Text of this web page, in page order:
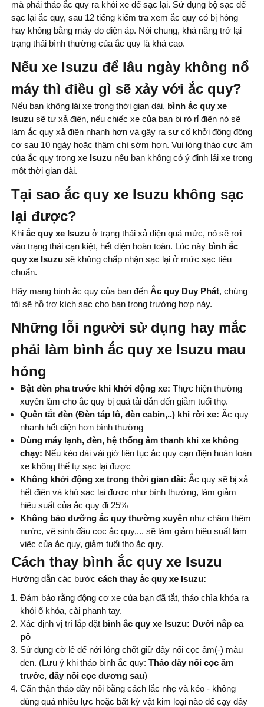
mà phải tháo ắc quy ra khỏi xe để sạc lại. Sử dụng bộ sạc để
sạc lại ắc quy, sau 12 tiếng kiểm tra xem ắc quy có bị hỏng
hay không bằng máy đo điện áp. Nói chung, khả năng trở lại
trạng thái bình thường của ắc quy là khá cao.
Nếu xe Isuzu để lâu ngày không nổ
máy thì điều gì sẽ xảy với ắc quy?
Nếu bạn không lái xe trong thời gian dài, bình ắc quy xe
Isuzu sẽ tự xả điện, nếu chiếc xe của bạn bị rò rỉ điện nó sẽ
làm ắc quy xả điện nhanh hơn và gây ra sự cố khởi động động
cơ sau 10 ngày hoặc thậm chí sớm hơn. Vui lòng tháo cực âm
của ắc quy trong xe Isuzu nếu bạn không có ý định lái xe trong
một thời gian dài.
Tại sao ắc quy xe Isuzu không sạc
lại được?
Khi ắc quy xe Isuzu ở trạng thái xả điện quá mức, nó sẽ rơi
vào trạng thái cạn kiệt, hết điện hoàn toàn. Lúc này bình ắc
quy xe Isuzu sẽ không chấp nhận sạc lại ở mức sạc tiêu
chuẩn.
Hãy mang bình ắc quy của bạn đến Ắc quy Duy Phát, chúng
tôi sẽ hỗ trợ kích sạc cho bạn trong trường hợp này.
Những lỗi người sử dụng hay mắc
phải làm bình ắc quy xe Isuzu mau
hỏng
Bật đèn pha trước khi khởi động xe: Thực hiện thường
xuyên làm cho ắc quy bị quá tải dẫn đến giảm tuổi thọ.
Quên tắt đèn (Đèn táp lô, đèn cabin,..) khi rời xe: Ắc quy
nhanh hết điện hơn bình thường
Dùng máy lạnh, đèn, hệ thống âm thanh khi xe không
chạy: Nếu kéo dài vài giờ liên tục ắc quy cạn điện hoàn toàn
xe không thể tự sạc lại được
Không khởi động xe trong thời gian dài: Ắc quy sẽ bị xả
hết điện và khó sạc lại được như bình thường, làm giảm
hiệu suất của ắc quy đi 25%
Không bảo dưỡng ắc quy thường xuyên như châm thêm
nước, vệ sinh đầu cọc ắc quy,... sẽ làm giảm hiệu suất làm
việc của ắc quy, giảm tuổi thọ ắc quy.
Cách thay bình ắc quy xe Isuzu
Hướng dẫn các bước cách thay ắc quy xe Isuzu:
Đảm bảo rằng động cơ xe của bạn đã tắt, tháo chìa khóa ra
khỏi ổ khóa, cài phanh tay.
Xác định vị trí lắp đặt bình ắc quy xe Isuzu: Dưới nắp ca
pô
Sử dụng cờ lê để nới lỏng chốt giữ dây nối cọc âm(-) màu
đen. (Lưu ý khi tháo bình ắc quy: Tháo dây nối cọc âm
trước, dây nối cọc dương sau)
Cẩn thận tháo dây nối bằng cách lắc nhẹ và kéo - không
dùng quá nhiều lực hoặc bất kỳ vật kim loại nào để cạy dây